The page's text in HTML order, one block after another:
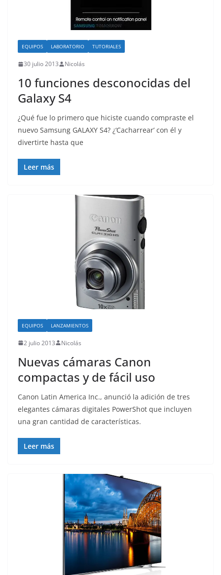
EQUIPOS LABORATORIO TUTORIALES
30 julio 2013 Nicolás
10 funciones desconocidas del
Galaxy S4
¿Qué fue lo primero que hiciste cuando compraste el
nuevo Samsung GALAXY S4? ¿‘Cacharrear’ con él y
divertirte hasta que
Leer más
EQUIPOS LANZAMIENTOS
2 julio 2013 Nicolás
Nuevas cámaras Canon
compactas y de fácil uso
Canon Latin America Inc., anunció la adición de tres
elegantes cámaras digitales PowerShot que incluyen
una gran cantidad de características.
Leer más